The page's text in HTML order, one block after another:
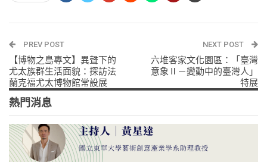
PREV POST
【博物之島專文】異聲下的
尤太族群生活面貌：探訪法
蘭克福尤太博物館常設展
NEXT POST
六堆客家文化園區：「臺灣
意象Ⅱ－變動中的臺灣人」
特展
熱門消息